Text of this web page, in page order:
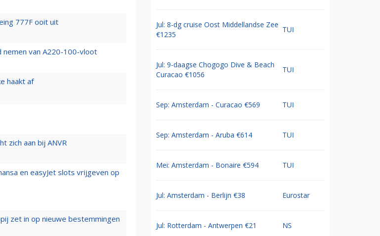
777F ooit uit
nemen van A220-100-vloot
haakt af
zich aan bij ANVR
en easyJet slots vrijgeven op
zet in op nieuwe bestemmingen
Jul: 8-dg cruise Oost Middellandse Zee
€1235
TUI
Jul: 9-daagse Chogogo Dive & Beach
Curacao €1056
TUI
Sep: Amsterdam - Curacao €569 TUI
Sep: Amsterdam - Aruba €614 TUI
Mei: Amsterdam - Bonaire €594 TUI
Jul: Amsterdam - Berlijn €38 Eurostar
Jul: Rotterdam - Antwerpen €21 NS